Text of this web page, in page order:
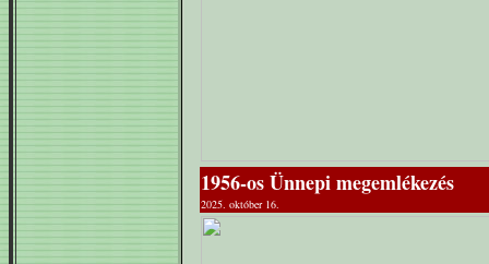
1956-os Ünnepi megemlékezés
2025. október 16.